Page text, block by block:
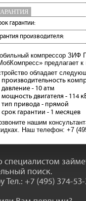
гарантии:
производителя:
компрессор ЗИФ
предлагает
обладает
производительность
давление - 10 атм
мощность двигателя - 114
тип привода - прямой
срок гарантии - 1 месяцев
нашим
Наш телефон: +7
специалистом
поиск.
Тел.: +7 (495) 374-